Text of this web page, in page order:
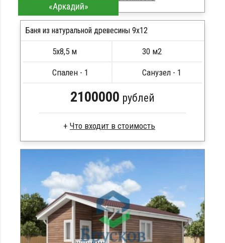
Профилированный брус
Стропила, балки 50х200 мм
Метизы, саморезы, гвозди
ПОДРОБНЕЕ
«Аркадий»
Баня из натуральной древесины 9х12
5х8,5 м 30 м2
Спален - 1 Санузел - 1
2100000 рублей
Стропила, балки 50х200 мм
Кровля металлочерепица
Метизы, саморезы, гвозди
Сборка на березовые нагеля, джут
Металлические сваи 108 диаметр
ПОДРОБНЕЕ